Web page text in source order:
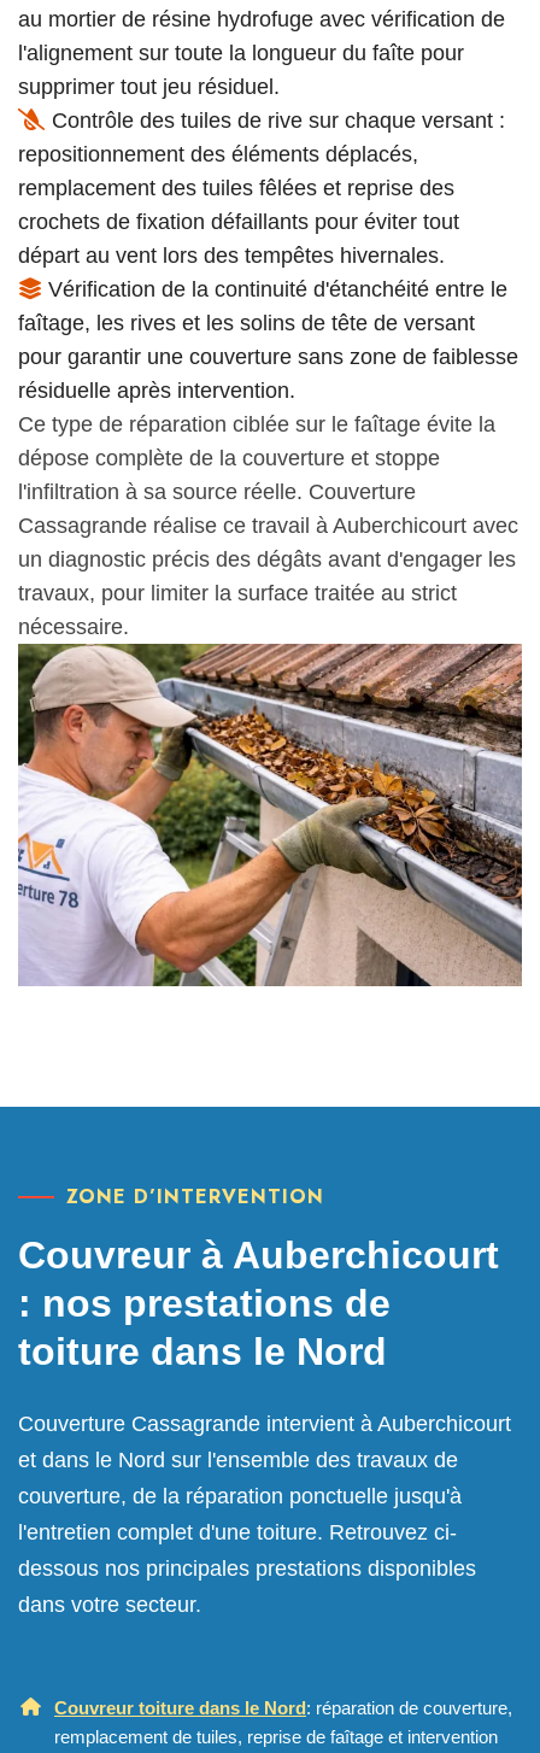
au mortier de résine hydrofuge avec vérification de
l'alignement sur toute la longueur du faîte pour
supprimer tout jeu résiduel.
Contrôle des tuiles de rive sur chaque versant :
repositionnement des éléments déplacés,
remplacement des tuiles fêlées et reprise des
crochets de fixation défaillants pour éviter tout
départ au vent lors des tempêtes hivernales.
Vérification de la continuité d'étanchéité entre le
faîtage, les rives et les solins de tête de versant
pour garantir une couverture sans zone de faiblesse
résiduelle après intervention.
Ce type de réparation ciblée sur le faîtage évite la
dépose complète de la couverture et stoppe
l'infiltration à sa source réelle. Couverture
Cassagrande réalise ce travail à Auberchicourt avec
un diagnostic précis des dégâts avant d'engager les
travaux, pour limiter la surface traitée au strict
nécessaire.
ZONE D’INTERVENTION
Couvreur à Auberchicourt
: nos prestations de
toiture dans le Nord
Couverture Cassagrande intervient à Auberchicourt
et dans le Nord sur l'ensemble des travaux de
couverture, de la réparation ponctuelle jusqu'à
l'entretien complet d'une toiture. Retrouvez ci-
dessous nos principales prestations disponibles
dans votre secteur.
Couvreur toiture dans le Nord: réparation de couverture,
remplacement de tuiles, reprise de faîtage et intervention